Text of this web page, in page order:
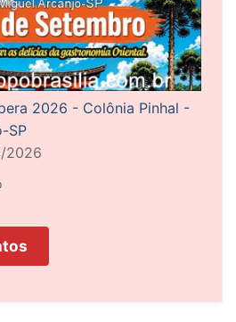
2026 - Colônia Pinhal -
SP
2026